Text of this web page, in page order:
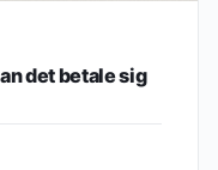
det betale sig